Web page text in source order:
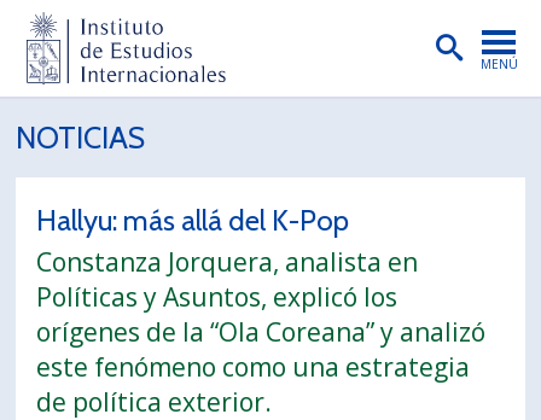
MENÚ
INSTITUTO
PREGRADO
POSTGRADO
INVESTIGACIÓN
EXTENSIÓN
NOTICIAS
Hallyu: más allá del K-Pop
Constanza Jorquera, analista en
Políticas y Asuntos, explicó los
orígenes de la “Ola Coreana” y analizó
este fenómeno como una estrategia
de política exterior.